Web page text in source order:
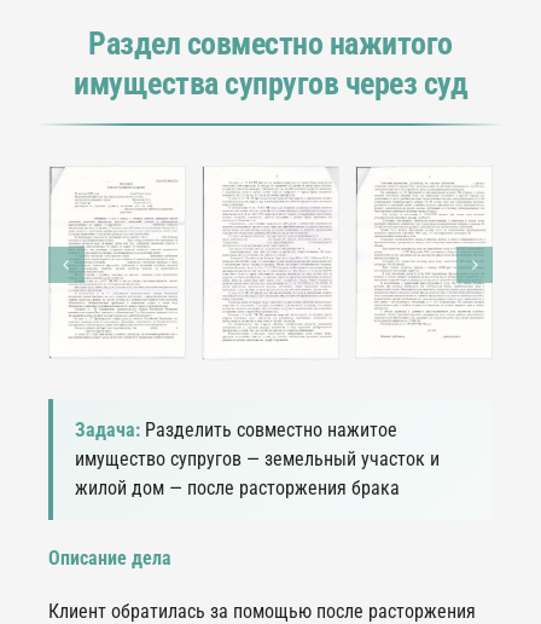
Раздел совместно нажитого
имущества супругов через суд
Задача:Разделить совместно нажитое
имущество супругов — земельный участок и
жилой дом — после расторжения брака
Описание дела
Клиент обратилась за помощью после расторжения